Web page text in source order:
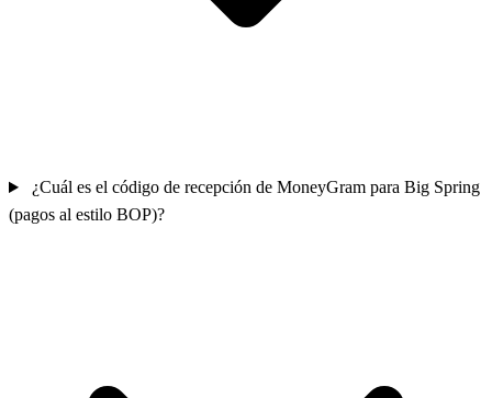
¿Cuál es el código de recepción de MoneyGram para Big Spring
(pagos al estilo BOP)?